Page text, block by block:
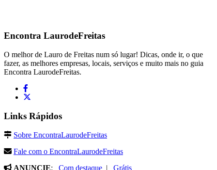
Encontra LaurodeFreitas
O melhor de Lauro de Freitas num só lugar! Dicas, onde ir, o que
fazer, as melhores empresas, locais, serviços e muito mais no guia
Encontra LaurodeFreitas.
Links Rápidos
Sobre EncontraLaurodeFreitas
Fale com o EncontraLaurodeFreitas
ANUNCIE: Com destaque | Grátis